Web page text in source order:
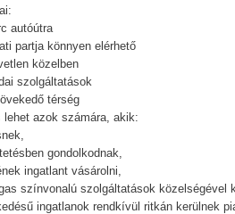
autóútra
partja könnyen elérhető
közelben
szolgáltatások
térség
azok számára, akik:
gondolkodnak,
ingatlant vásárolni,
színvonalú szolgáltatások közelségével
ingatlanok rendkívül ritkán kerülnek